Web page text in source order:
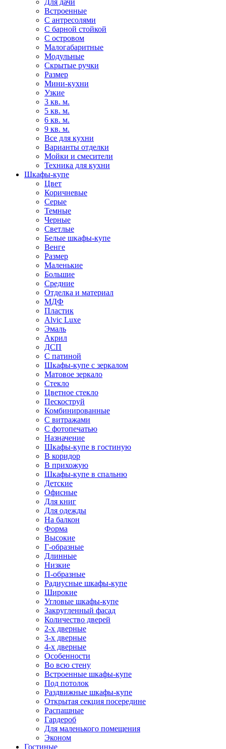
Для дачи
Встроенные
С антресолями
С барной стойкой
С островом
Малогабаритные
Модульные
Скрытые ручки
Размер
Мини-кухни
Узкие
3 кв. м.
5 кв. м.
6 кв. м.
9 кв. м.
Все для кухни
Варианты отделки
Мойки и смесители
Техника для кухни
Шкафы-купе
Цвет
Коричневые
Серые
Темные
Черные
Светлые
Белые шкафы-купе
Венге
Размер
Маленькие
Большие
Средние
Отделка и материал
МДФ
Пластик
Alvic Luxe
Эмаль
Акрил
ДСП
С патиной
Шкафы-купе с зеркалом
Матовое зеркало
Стекло
Цветное стекло
Пескоструй
Комбинированные
С витражами
С фотопечатью
Назначение
Шкафы-купе в гостиную
В коридор
В прихожую
Шкафы-купе в спальню
Детские
Офисные
Для книг
Для одежды
На балкон
Форма
Высокие
Г-образные
Длинные
Низкие
П-образные
Радиусные шкафы-купе
Широкие
Угловые шкафы-купе
Закругленный фасад
Количество дверей
2-х дверные
3-х дверные
4-х дверные
Особенности
Во всю стену
Встроенные шкафы-купе
Под потолок
Раздвижные шкафы-купе
Открытая секция посередине
Распашные
Гардероб
Для маленького помещения
Эконом
Гостиные